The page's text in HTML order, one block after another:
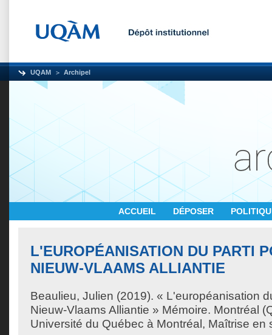
UQAM Archipel
ACCUEIL DÉPOSER
L'EUROPÉANISATION DU PARTI
NIEUW-VLAAMS ALLIANTIE
Beaulieu, Julien (2019). « L'européanisation
Nieuw-Vlaams Alliantie » Mémoire. Montréal
Université du Québec à Montréal, Maîtrise en